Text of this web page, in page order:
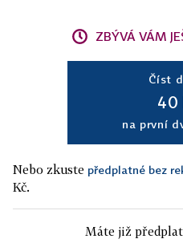
ZBÝVÁ VÁM
Číst
40
na první
Nebo zkuste předplatné bez
Kč.
Máte již